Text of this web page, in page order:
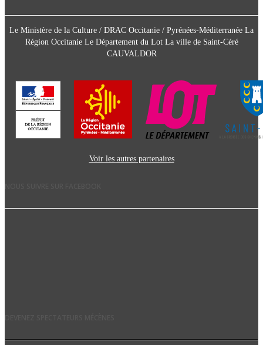
Le Ministère de la Culture / DRAC Occitanie / Pyrénées-Méditerranée La
Région Occitanie Le Département du Lot La ville de Saint-Céré
CAUVALDOR
Voir les autres partenaires